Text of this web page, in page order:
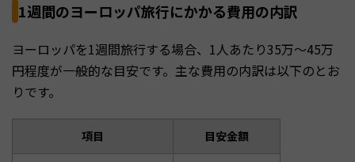
1週間のヨーロッパ旅行にかかる費用の内訳
ヨーロッパを1週間旅行する場合、1人あたり35万〜45万
円程度が一般的な目安です。主な費用の内訳は以下のとお
りです。
項目 目安金額